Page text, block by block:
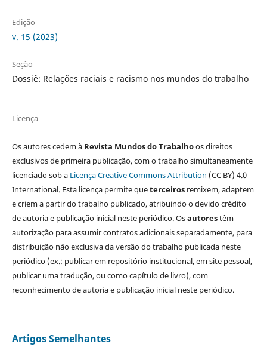
Edição
v. 15 (2023)
Seção
Dossiê: Relações raciais e racismo nos mundos do trabalho
Licença
Os autores cedem à Revista Mundos do Trabalhoos direitos
exclusivos de primeira publicação, com o trabalho simultaneamente
licenciado sob a Licença Creative Commons Attribution (CC BY) 4.0
International. Esta licença permite queterceirosremixem, adaptem
e criem a partir do trabalho publicado, atribuindo o devido crédito
de autoria e publicação inicial neste periódico. Osautorestêm
autorização para assumir contratos adicionais separadamente, para
distribuição não exclusiva da versão do trabalho publicada neste
periódico (ex.: publicar em repositório institucional, em site pessoal,
publicar uma tradução, ou como capítulo de livro), com
reconhecimento de autoria e publicação inicial neste periódico.
Artigos Semelhantes